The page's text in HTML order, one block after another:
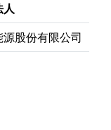
人
股份有限公司